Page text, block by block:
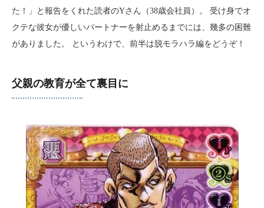
た！」と報告をくれた読者のYさん（38歳会社員）。 受け身でオ
クテな彼女が優しいパートナーを射止めるまでには、幾多の困難
がありました。 というわけで、前半は脱モラハラ編をどうぞ！
父親の教育が全て裏目に